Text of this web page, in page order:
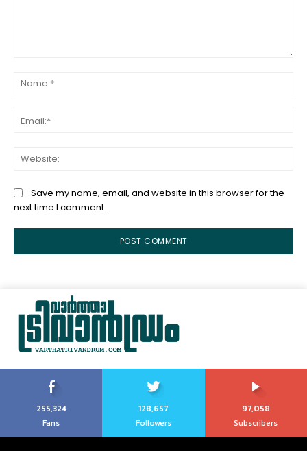
Save my name, email, and website in this browser for the
next time I comment.
255,324
Fans
128,657
Followers
97,058
Subscribers